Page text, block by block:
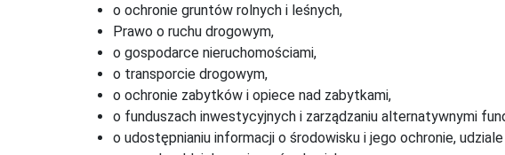
o ochronie gruntów rolnych i leśnych,
Prawo o ruchu drogowym,
o gospodarce nieruchomościami,
o transporcie drogowym,
o ochronie zabytków i opiece nad zabytkami,
o funduszach inwestycyjnych i zarządzaniu alternatywnymi
o udostępnianiu informacji o środowisku i jego ochronie,